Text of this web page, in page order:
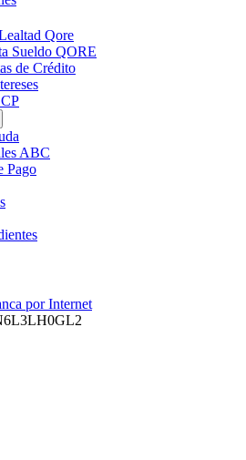
Qore
Sueldo QORE
de Crédito
ABC
Pago
por Internet